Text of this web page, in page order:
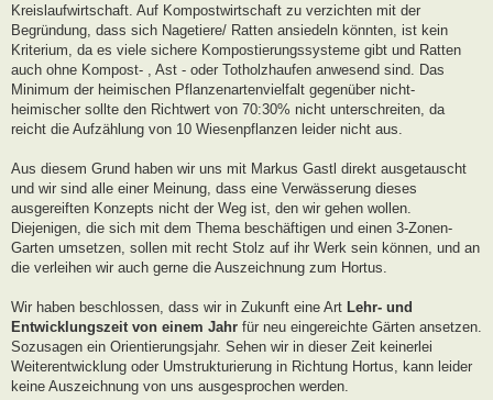
Kreislaufwirtschaft. Auf Kompostwirtschaft zu verzichten mit der
Begründung, dass sich Nagetiere/ Ratten ansiedeln könnten, ist kein
Kriterium, da es viele sichere Kompostierungssysteme gibt und Ratten
auch ohne Kompost- , Ast - oder Totholzhaufen anwesend sind. Das
Minimum der heimischen Pflanzenartenvielfalt gegenüber nicht-
heimischer sollte den Richtwert von 70:30% nicht unterschreiten, da
reicht die Aufzählung von 10 Wiesenpflanzen leider nicht aus.
Aus diesem Grund haben wir uns mit Markus Gastl direkt ausgetauscht
und wir sind alle einer Meinung, dass eine Verwässerung dieses
ausgereiften Konzepts nicht der Weg ist, den wir gehen wollen.
Diejenigen, die sich mit dem Thema beschäftigen und einen 3-Zonen-
Garten umsetzen, sollen mit recht Stolz auf ihr Werk sein können, und an
die verleihen wir auch gerne die Auszeichnung zum Hortus.
Wir haben beschlossen, dass wir in Zukunft eine Art Lehr- und
Entwicklungszeit von einem Jahr für neu eingereichte Gärten ansetzen.
Sozusagen ein Orientierungsjahr. Sehen wir in dieser Zeit keinerlei
Weiterentwicklung oder Umstrukturierung in Richtung Hortus, kann leider
keine Auszeichnung von uns ausgesprochen werden.